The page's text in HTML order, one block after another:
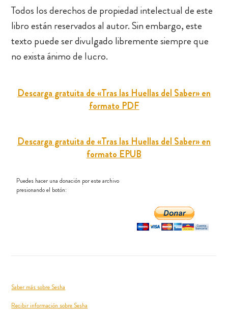
Todos los derechos de propiedad intelectual de este
libro están reservados al autor. Sin embargo, este
texto puede ser divulgado libremente siempre que
no exista ánimo de lucro.
Descarga gratuita de «Tras las Huellas del Saber» en
formato PDF
Descarga gratuita de «Tras las Huellas del Saber» en
formato EPUB
Puedes hacer una donación por este archivo
presionando el botón:
Saber más sobre Sesha
Recibir información sobre Sesha